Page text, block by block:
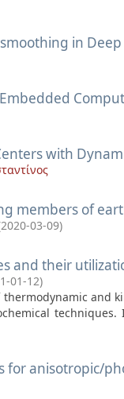
in
with
members of
2020-03-09)
and their
01-12)
and
for anisotropic/